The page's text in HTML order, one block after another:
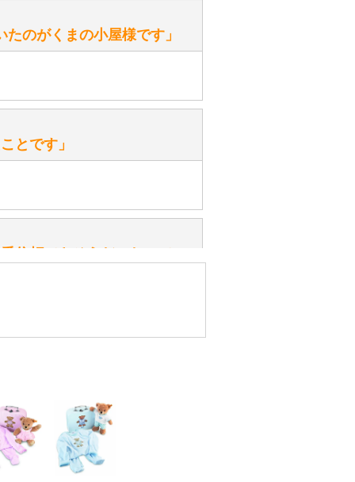
。
『グロウラー』といいます。
ぜでしょうか？
と音が鳴る『スクエーカー』が
ますか？
ます。
りません。
）
のがくまの小屋様です」
とです」
）
）
んを紹介され…」